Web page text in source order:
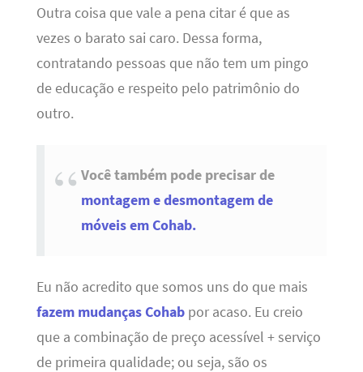
Outra coisa que vale a pena citar é que as
vezes o barato sai caro. Dessa forma,
contratando pessoas que não tem um pingo
de educação e respeito pelo patrimônio do
outro.
Você também pode precisar de
montagem e desmontagem de
móveis em Cohab.
Eu não acredito que somos uns do que mais
fazem mudanças Cohabpor acaso. Eu creio
que a combinação de preço acessível + serviço
de primeira qualidade; ou seja, são os